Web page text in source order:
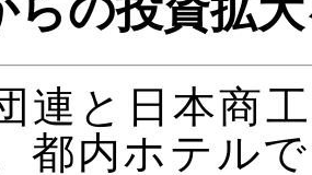
連と日本商
都内ホテル